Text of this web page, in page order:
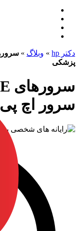
دکتر hp » وبلاگ »
پزشکی
سرور اچ